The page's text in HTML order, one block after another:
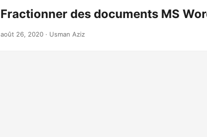
Fractionner des documents MS
août 26, 2020 · Usman Aziz